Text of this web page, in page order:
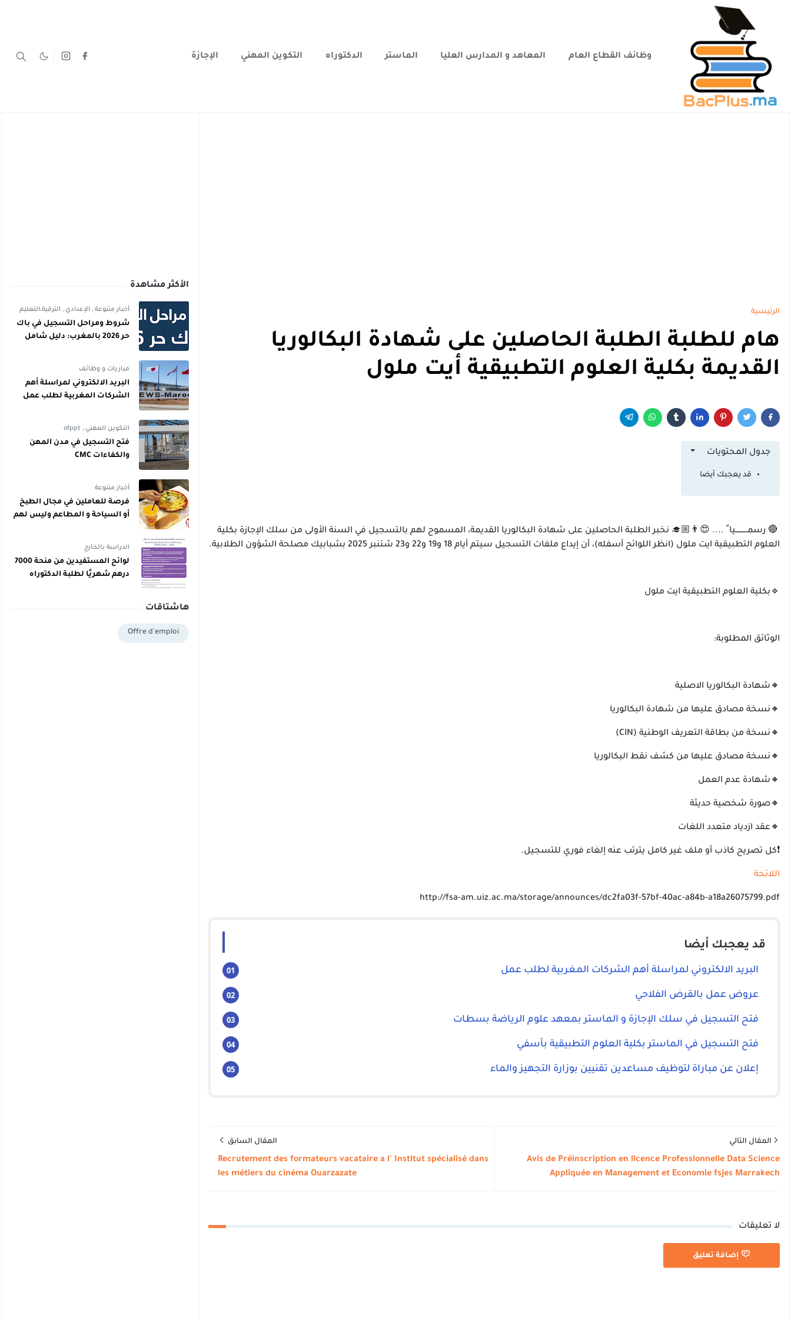
وظائف القطاع العام المعاهد و المدارس العليا الماستر الدكتوراه التكوين المهني الإجازة
الرئيسية
هام للطلبة الطلبة الحاصلين على شهادة البكالوريا
القديمة بكلية العلوم التطبيقية أيت ملول
جدول المحتويات
قد يعجبك أيضا
🔴 رسمــــــــــيا ً .... 😍👨🏼‍🎓 نخبر الطلبة الحاصلين على شهادة البكالوريا القديمة، المسموح لهم بالتسجيل في السنة الأولى من سلك الإجازة بكلية
العلوم التطبيقية ايت ملول (انظر اللوائح أسفله)، أن إيداع ملفات التسجيل سيتم أيام 18 و19 و22 و23 شتنبر 2025 بشبابيك مصلحة الشؤون الطلابية.
🔹بكلية العلوم التطبيقية ايت ملول
الوثائق المطلوبة:
🔸شهادة البكالوريا الاصلية
🔸نسخة مصادق عليها من شهادة البكالوريا
🔸نسخة من بطاقة التعريف الوطنية (CIN)
🔸نسخة مصادق عليها من كشف نقط البكالوريا
🔸شهادة عدم العمل
🔸صورة شخصية حديثة
🔸عقد ازدياد متعدد اللغات
❗كل تصريح كاذب أو ملف غير كامل يترتب عنه إلغاء فوري للتسجيل.
اللائحة
http://fsa-am.uiz.ac.ma/storage/announces/dc2fa03f-57bf-40ac-a84b-a18a26075799.pdf
قد يعجبك أيضا
البريد الالكتروني لمراسلة أهم الشركات المغربية لطلب عمل
عروض عمل بالقرض الفلاحي
فتح التسجيل في سلك الإجازة و الماستر بمعهد علوم الرياضة بسطات
فتح التسجيل في الماستر بكلية العلوم التطبيقية بأسفي
إعلان عن مباراة لتوظيف مساعدين تقنيين بوزارة التجهيز والماء
المقال التالي
Avis de Préinscription en licence Professionnelle Data Science
Appliquée en Management et Economie fsjes Marrakech
المقال السابق
Recrutement des formateurs vacataire a l' Institut spécialisé dans
les métiers du cinéma Ouarzazate
لا تعليقات
إضافة تعليق
الأكثر مشاهدة
أخبار متنوعة, الإعدادي, الترقية،التعليم
شروط ومراحل التسجيل في باك
حر 2026 بالمغرب: دليل شامل
مباريات و وظائف
البريد الالكتروني لمراسلة أهم
الشركات المغربية لطلب عمل
التكوين المهني,
ofppt
فتح التسجيل في مدن المهن
والكفاءات CMC
أخبار متنوعة
فرصة للعاملين في مجال الطبخ
أو السياحة و المطاعم وليس لهم
الدراسة بالخارج
لوائح المستفيدين من منحة 7000
درهم شهريًا لطلبة الدكتوراه
هاشتاقات
Offre d'emploi